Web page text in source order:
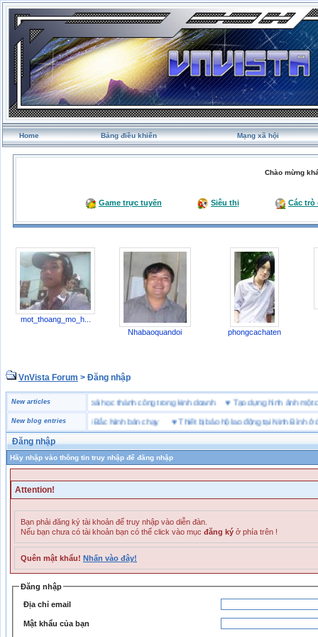
Home Bảng điều khiển Mạng xã hội
Chào mừng
Game trực tuyến Siêu thị Các trò
mot_thoang_mo_h...
Nhabaoquandoi
phongcachaten
VnVista Forum > Đăng nhập
New articles
biệt” của Microsoft ♥4 bài học thành công trong kinh doanh ♥Tạo dựng hình ảnh
New blog entries
hiệu giày bảo hộ tại Bắc Ninh bán chạy♥ Thiết bị bảo hộ lao động tại Ninh Bình ở đâu
Đăng nhập
Hãy nhập vào thông tin truy nhập để đăng nhập
Attention!
Bạn phải đăng ký tài khoản để truy nhập vào diễn đàn.
Nếu bạn chưa có tài khoản bạn có thể click vào mục đăng ký ở phía trên !
Quên mật khẩu! Nhấn vào đây!
Đăng nhập
Địa chỉ email
Mật khẩu của bạn